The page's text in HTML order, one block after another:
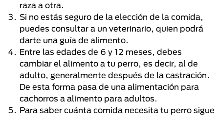
raza a otra.
Si no estás seguro de la elección de la comida,
puedes consultar a un veterinario, quien podrá
darte una guía de alimento.
Entre las edades de 6 y 12 meses, debes
cambiar el alimento a tu perro, es decir, al de
adulto, generalmente después de la castración.
De esta forma pasa de una alimentación para
cachorros a alimento para adultos.
Para saber cuánta comida necesita tu perro sigue